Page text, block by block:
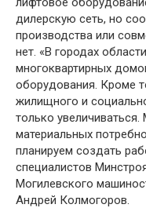
дилерскую сеть, но
производства или
нет. «В городах
многоквартирных
оборудования. Кроме
жилищного и
только
материальных
планируем создать
специалистов
Могилевского
Андрей Колмогоров.